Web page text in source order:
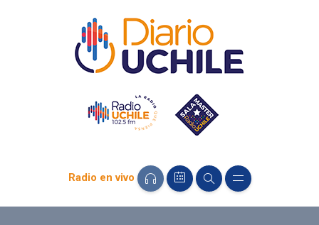
Radio en vivo